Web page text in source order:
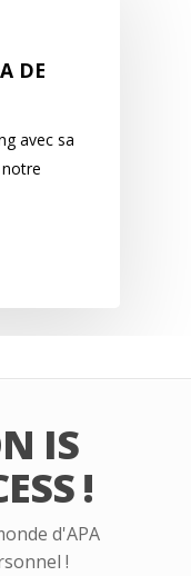
DE
avec sa
IS
!
d'APA
!